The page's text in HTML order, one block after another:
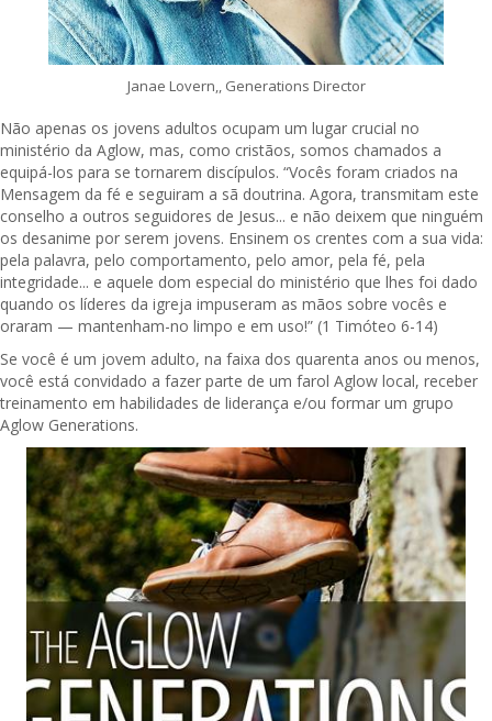
Janae Lovern,, Generations Director
Não apenas os jovens adultos ocupam um lugar crucial no
ministério da Aglow, mas, como cristãos, somos chamados a
equipá-los para se tornarem discípulos. “Vocês foram criados na
Mensagem da fé e seguiram a sã doutrina. Agora, transmitam este
conselho a outros seguidores de Jesus... e não deixem que ninguém
os desanime por serem jovens. Ensinem os crentes com a sua vida:
pela palavra, pelo comportamento, pelo amor, pela fé, pela
integridade... e aquele dom especial do ministério que lhes foi dado
quando os líderes da igreja impuseram as mãos sobre vocês e
oraram — mantenham-no limpo e em uso!” (1 Timóteo 6-14)
Se você é um jovem adulto, na faixa dos quarenta anos ou menos,
você está convidado a fazer parte de um farol Aglow local, receber
treinamento em habilidades de liderança e/ou formar um grupo
Aglow Generations.